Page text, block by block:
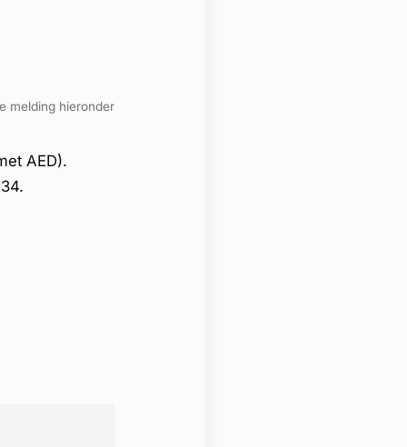
melding hieronder
AED).